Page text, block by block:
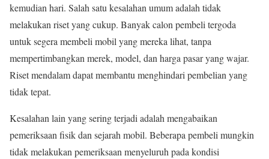
kemudian hari. Salah satu kesalahan umum adalah tidak
melakukan riset yang cukup. Banyak calon pembeli tergoda
untuk segera membeli mobil yang mereka lihat, tanpa
mempertimbangkan merek, model, dan harga pasar yang wajar.
Riset mendalam dapat membantu menghindari pembelian yang
tidak tepat.
Kesalahan lain yang sering terjadi adalah mengabaikan
pemeriksaan fisik dan sejarah mobil. Beberapa pembeli mungkin
tidak melakukan pemeriksaan menyeluruh pada kondisi